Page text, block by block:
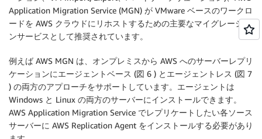
Application Migration Service (MGN) が VMware ベースのワークロ
ードを AWS クラウドにリホストするための主要なマイグレーショ
ンサービスとして推奨されています。
例えば AWS MGN は、オンプレミスから AWS へのサーバーレプリ
ケーションにエージェントベース (図 6 ) とエージェントレス (図 7
) の両方のアプローチをサポートしています。エージェントは
Windows と Linux の両方のサーバーにインストールできます。
AWS Application Migration Service でレプリケートしたい各ソース
サーバーに AWS Replication Agent をインストールする必要があり